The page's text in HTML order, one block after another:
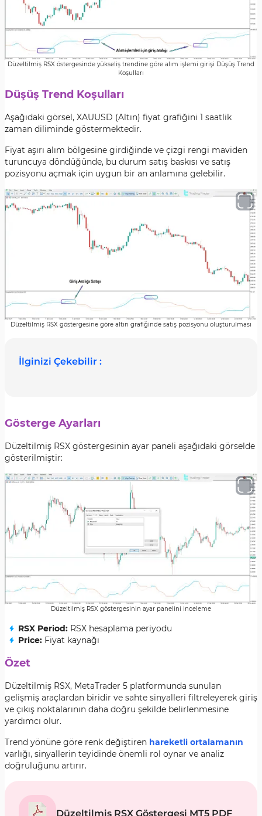
Düzeltilmiş RSX östergesinde yükseliş trendine göre alım işlemi girişi Düşüş Trend
Koşulları
Düşüş Trend Koşulları
Aşağıdaki görsel, XAUUSD (Altın) fiyat grafiğini 1 saatlik
zaman diliminde göstermektedir.
Fiyat aşırı alım bölgesine girdiğinde ve çizgi rengi maviden
turuncuya döndüğünde, bu durum satış baskısı ve satış
pozisyonu açmak için uygun bir an anlamına gelebilir.
Düzeltilmiş RSX göstergesine göre altın grafiğinde satış pozisyonu oluşturulması
İlginizi Çekebilir :
Gösterge Ayarları
Düzeltilmiş RSX göstergesinin ayar paneli aşağıdaki görselde
gösterilmiştir:
Düzeltilmiş RSX göstergesinin ayar panelini inceleme
RSX Period: RSX hesaplama periyodu
Price: Fiyat kaynağı
Özet
Düzeltilmiş RSX, MetaTrader 5 platformunda sunulan
gelişmiş araçlardan biridir ve sahte sinyalleri filtreleyerek giriş
ve çıkış noktalarının daha doğru şekilde belirlenmesine
yardımcı olur.
Trend yönüne göre renk değiştiren hareketli ortalamanın
varlığı, sinyallerin teyidinde önemli rol oynar ve analiz
doğruluğunu artırır.
Düzeltilmiş RSX Göstergesi MT5 PDF